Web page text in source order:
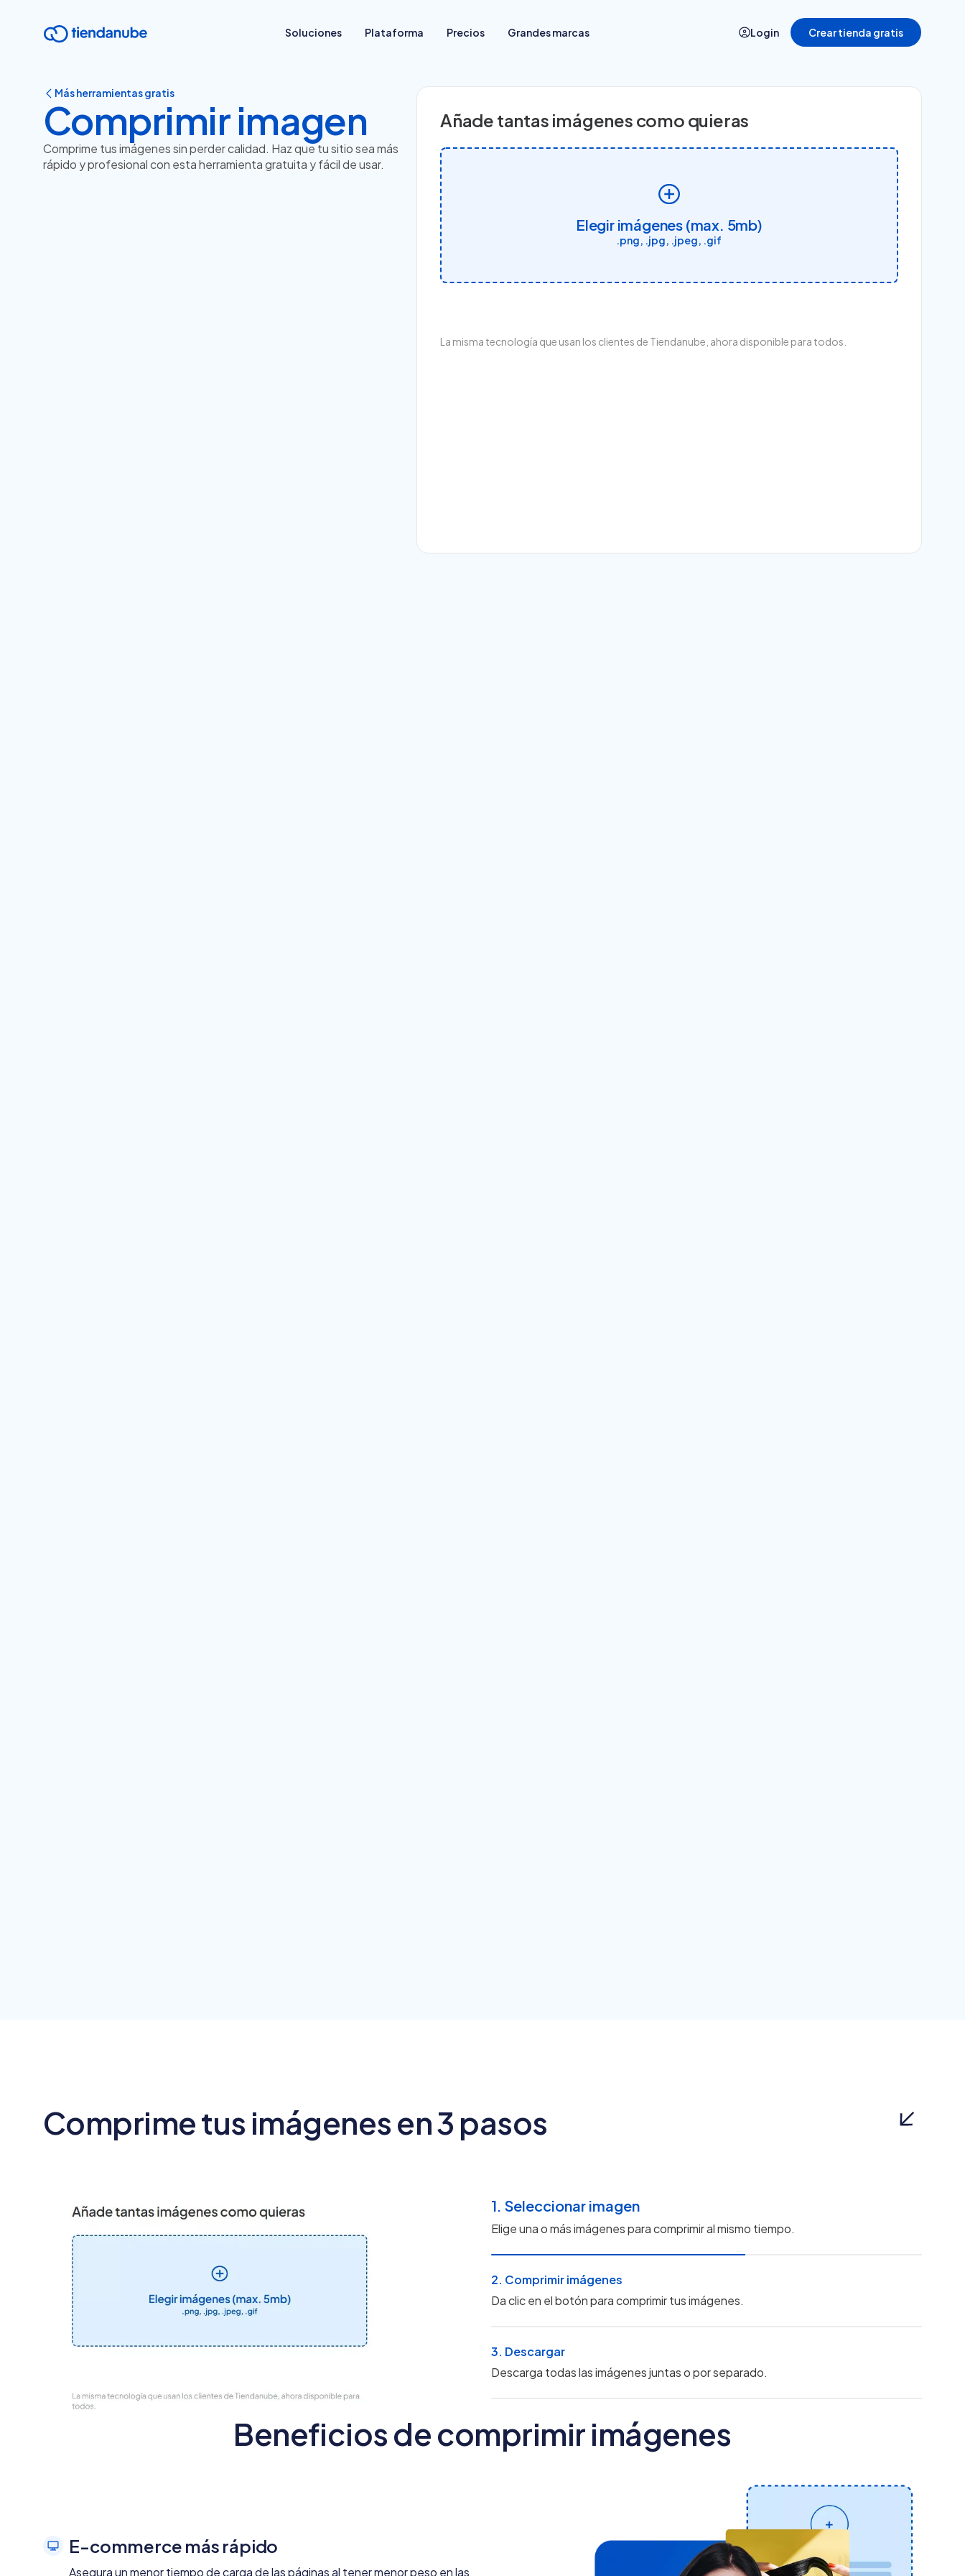
Soluciones
Migrar tu tienda de plataforma
Ya venden en redes sociales
Tienen tienda física
Venden en marketplaces
Historias de quienes crecieron con
Plataforma Precios Grandes marcas Login Crear tienda gratis
Más herramientas gratis
Comprimir imagen
Comprime tus imágenes sin perder calidad. Haz que tu sitio sea más
rápido y profesional con esta herramienta gratuita y fácil de usar.
Añade tantas imágenes como quieras
Elegir imágenes (max. 5mb)
.png, .jpg, .jpeg, .gif
La misma tecnología que usan los clientes de Tiendanube, ahora disponible para todos.
Comprime tus imágenes en 3 pasos
1. Seleccionar imagen
Elige una o más imágenes para comprimir al mismo tiempo.
2. Comprimir imágenes
Da clic en el botón para comprimir tus imágenes.
3. Descargar
Descarga todas las imágenes juntas o por separado.
Beneficios de comprimir imágenes
E-commerce más rápido
Asegura un menor tiempo de carga de las páginas al tener menor peso en las